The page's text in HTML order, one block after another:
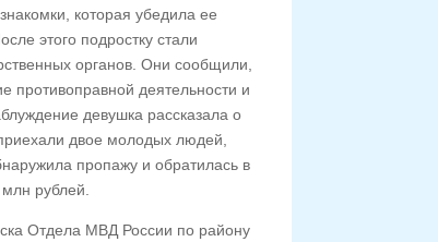
которая убедила ее
этого подростку стали
органов. Они сообщили,
противоправной деятельности и
девушка рассказала о
двое молодых людей,
пропажу и обратилась в
рублей.
Отдела МВД России по району